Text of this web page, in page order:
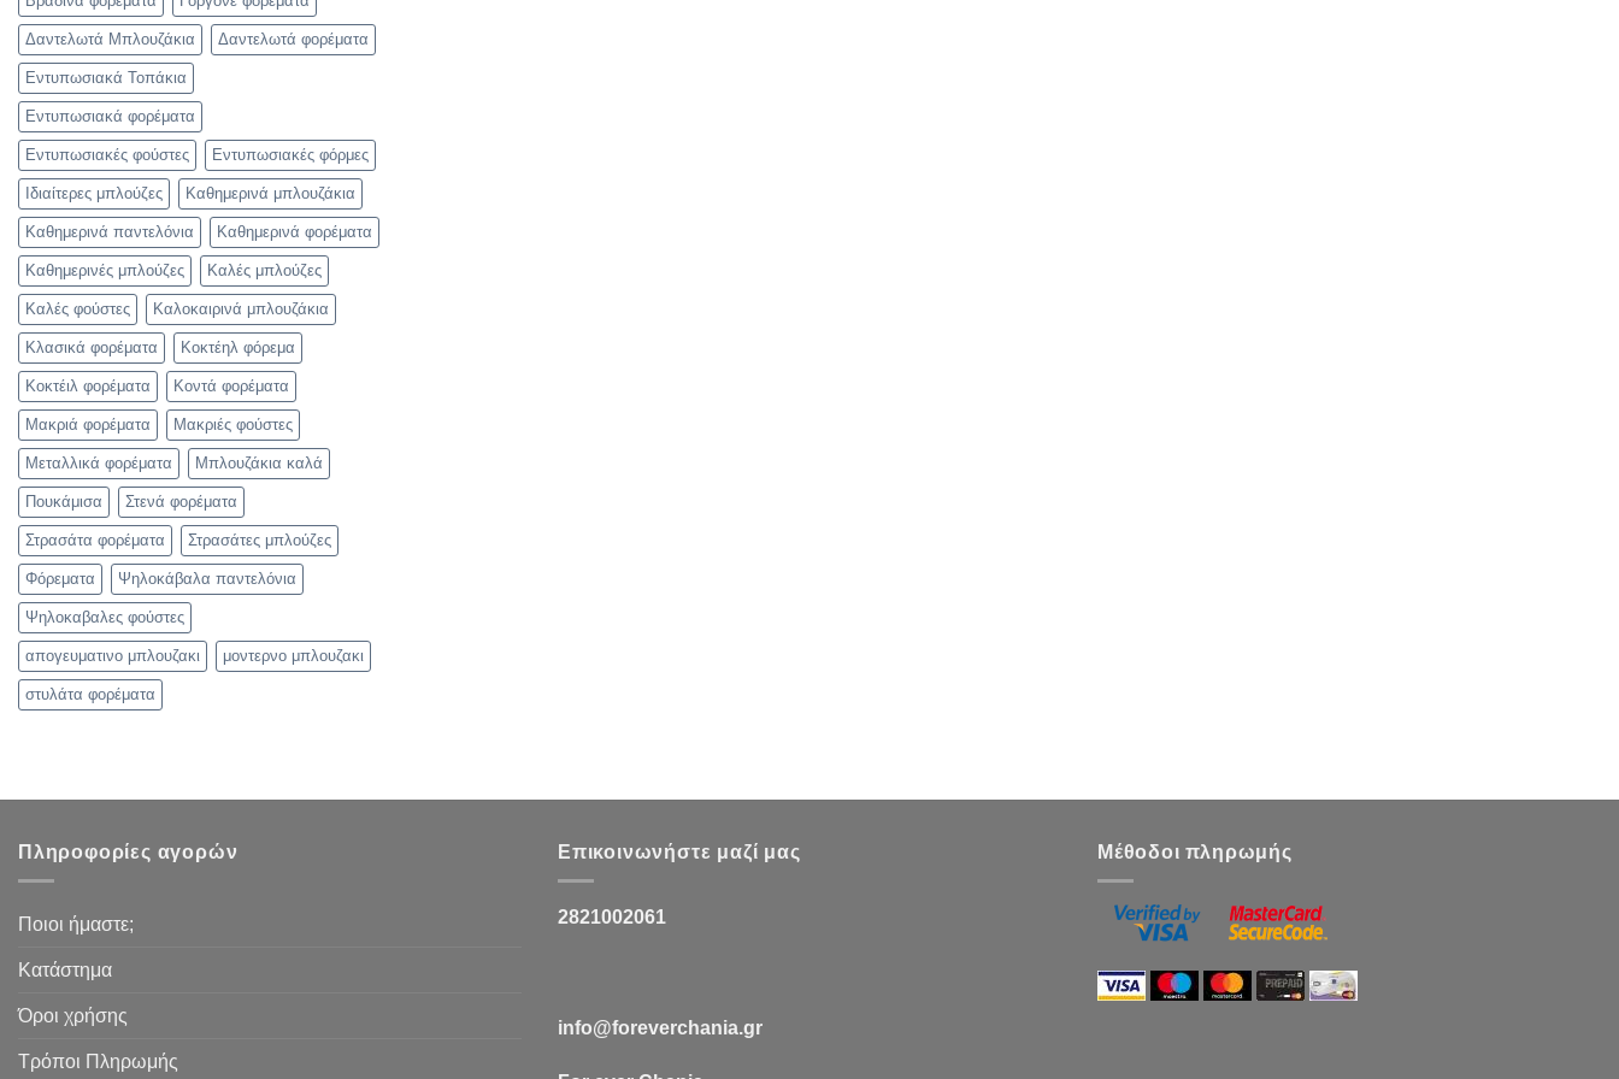
Δαντελωτά Μπλουζάκια Δαντελωτά φορέματα
Εντυπωσιακά Τοπάκια
Εντυπωσιακά φορέματα
Εντυπωσιακές φούστες Εντυπωσιακές φόρμες
Ιδιαίτερες μπλούζες Καθημερινά μπλουζάκια
Καθημερινά παντελόνια Καθημερινά φορέματα
Καθημερινές μπλούζες Καλές μπλούζες
Καλές φούστες Καλοκαιρινά μπλουζάκια
Κλασικά φορέματα Κοκτέηλ φόρεμα
Κοκτέιλ φορέματα Κοντά φορέματα
Μακριά φορέματα Μακριές φούστες
Μεταλλικά φορέματα Μπλουζάκια καλά
Πουκάμισα Στενά φορέματα
Στρασάτα φορέματα Στρασάτες μπλούζες
Φόρεματα Ψηλοκάβαλα παντελόνια
Ψηλοκαβαλες φούστες
απογευματινο μπλουζακι μοντερνο μπλουζακι
στυλάτα φορέματα
Πληροφορίες αγορών
Ποιοι ήμαστε;
Κατάστημα
Όροι χρήσης
Τρόποι Πληρωμής
Επικοινωνήστε μαζί μας
2821002061
info@foreverchania.gr
Μέθοδοι πληρωμής